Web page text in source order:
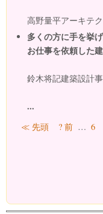
高野量平アーキテ
多くの方に手を挙
お仕事を依頼した
鈴木将記建築設計
...
ページ
≪ 先頭 ? 前 … 6